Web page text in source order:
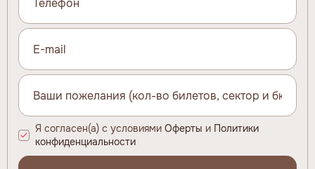
Я согласен(а) с условиями Оферты и Политики
конфиденциальности